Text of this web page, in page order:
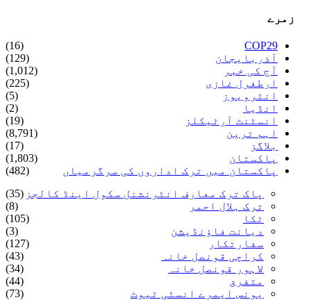
زمرے
COP29
(16)
آذربایجان
(129)
آج کی خبر
(1,012)
ارطغرل غازی
(225)
انٹرویوز
(5)
انڈیا
(2)
انسٹنٹ آرٹیکلز
(19)
اہم ترین
(8,791)
بلاگز
(17)
پاکستان
(1,803)
پاکستان میں ترک اداروں کی سرگرمیاں
(482)
پاک ترک معارف انٹرنشنل سکول اینڈ کالجز (35)
ترک ہلال احمر
(8)
ٹکا
(105)
دیانت فاؤنڈیشن
(3)
سفارتکار
(127)
کراچی قونصل خانہ
(43)
لاہور قونصل خانہ
(34)
متفرق
(44)
یونس ایمرے انسٹی ٹیوٹ
(73)